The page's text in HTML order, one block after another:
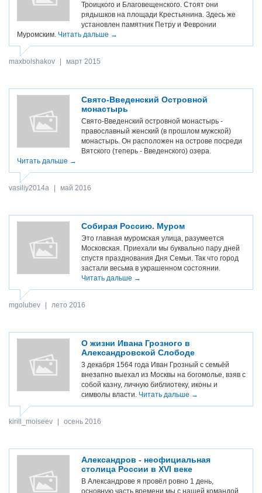
Троицкого и Благовещенского. Стоят они
рядышков на площади Крестьянина. Здесь же
установлен памятник Петру и Февронии
Муромским. Читать дальше →
maxbolshakov март 2015
Свято-Введенский Островной
монастырь
Свято-Введенский островной монастырь -
православный женский (в прошлом мужской)
монастырь. Он расположен на острове посреди
Вятского (теперь - Введенского) озера.
Читать дальше →
vasiliy2014a май 2016
Собирая Россию. Муром
Это главная муромская улица, разумеется
Московская. Приехали мы буквально пару дней
спустя празднования Дня Семьи. Так что город
застали весьма в украшенном состоянии.
Читать дальше →
mgolubev лето 2016
О жизни Ивана Грозного в
Александровской Слободе
3 декабря 1564 года Иван Грозный с семьёй
внезапно выехал из Москвы на богомолье, взяв с
собой казну, личную библиотеку, иконы и
символы власти. Читать дальше →
kirill_moiseev осень 2016
Александров - неофициальная
столица России в XVI веке
В Александрове я провёл ровно 1 день,
основную часть времени мы с нашей командой